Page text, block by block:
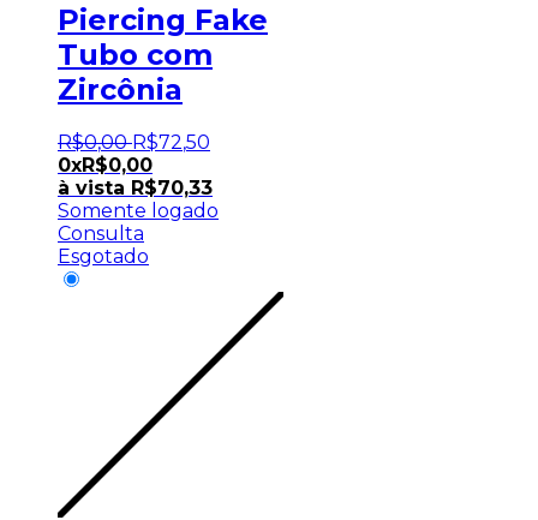
Piercing Fake
Tubo com
Zircônia
R$0,00 R$72,50
0xR$0,00
à vista R$70,33
Somente logado
Consulta
Esgotado